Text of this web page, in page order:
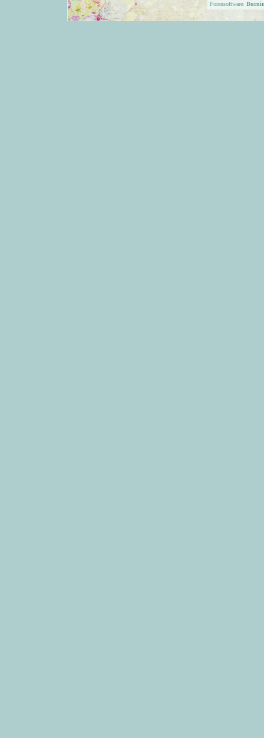
Forensoftware: